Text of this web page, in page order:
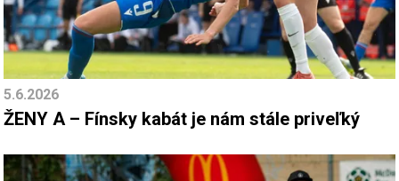
5.6.2026
ŽENY A – Fínsky kabát je nám stále priveľký